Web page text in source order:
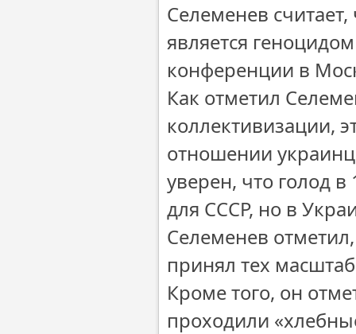
Селеменев
является
конференции в
Как отметил
коллективизации,
отношении
уверен, что голод
для СССР, но в
Селеменев
принял тех
Кроме того, он
проходили